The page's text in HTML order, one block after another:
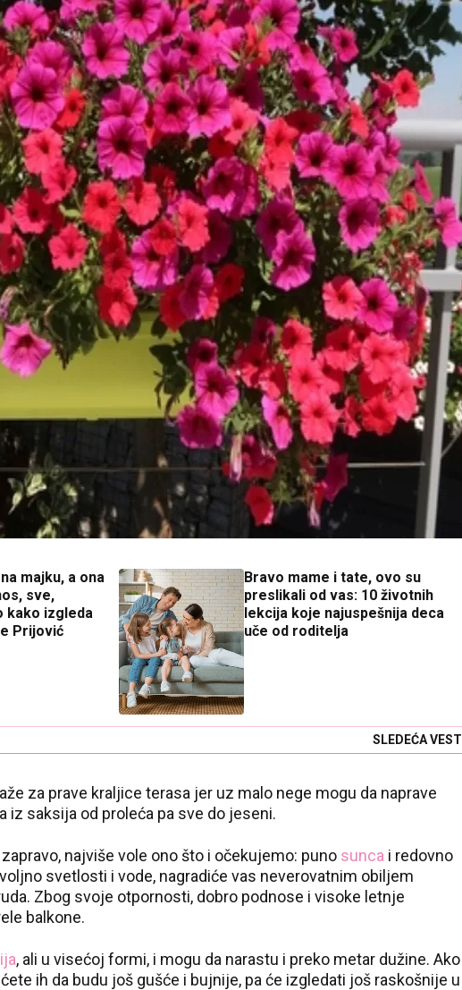
majku, a ona
sve,
kako izgleda
Prijović
Bravo mame i tate, ovo su
preslikali od vas: 10 životnih
lekcija koje najuspešnija deca
uče od roditelja
SLEDEĆA VEST
za prave kraljice terasa jer uz malo nege mogu da naprave
iz saksija od proleća pa sve do jeseni.
najviše vole ono što i očekujemo: puno sunca i redovno
svetlosti i vode, nagradiće vas neverovatnim obiljem
Zbog svoje otpornosti, dobro podnose i visoke letnje
balkone.
, ali u visećoj formi, i mogu da narastu i preko metar dužine. Ako
ih da budu još gušće i bujnije, pa će izgledati još raskošnije u